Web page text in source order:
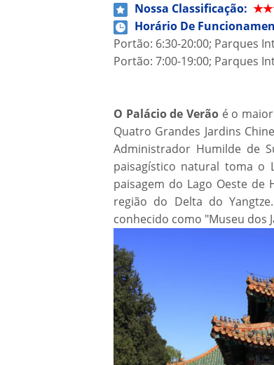
Nossa Classificação:
Horário De
Portão: 6:30-20:00; Parques
Portão: 7:00-19:00; Parques
O Palácio de Verãoé o maior
Quatro Grandes Jardins
Administrador Humilde de
paisagístico natural toma o
paisagem do Lago Oeste
região do Delta do
conhecido como "Museu dos